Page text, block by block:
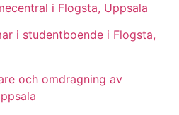
i Flogsta, Uppsala
i studentboende i Flogsta,
och omdragning av